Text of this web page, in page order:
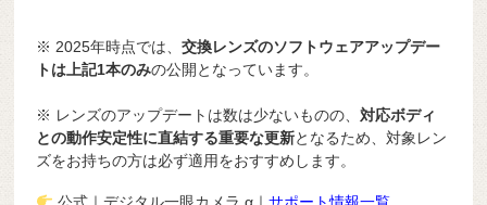
※ 2025年時点では、交換レンズのソフトウェアアップデー
トは上記1本のみの公開となっています。
※ レンズのアップデートは数は少ないものの、対応ボディ
との動作安定性に直結する重要な更新となるため、対象レン
ズをお持ちの方は必ず適用をおすすめします。